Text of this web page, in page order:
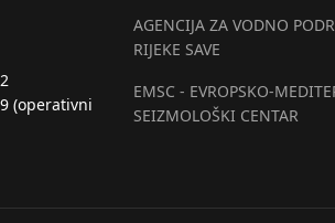
(operativni
AGENCIJA ZA VODNO
RIJEKE SAVE
EMSC - EVROPSKO-
SEIZMOLOŠKI CENTAR